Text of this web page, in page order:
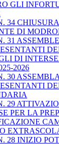
GLI
34
DI
31
DI
2026
30
29
PER LA
28 INIZIO